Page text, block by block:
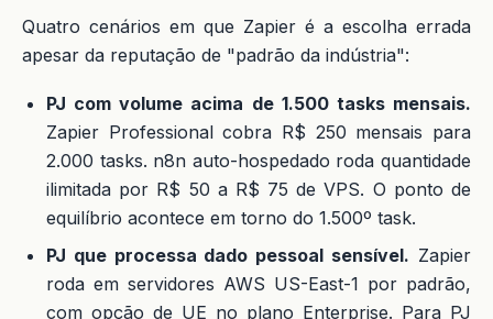
Quatro cenários em que Zapier é a escolha errada
apesar da reputação de "padrão da indústria":
PJ com volume acima de 1.500 tasks mensais.
Zapier Professional cobra R$ 250 mensais para
2.000 tasks. n8n auto-hospedado roda quantidade
ilimitada por R$ 50 a R$ 75 de VPS. O ponto de
equilíbrio acontece em torno do 1.500º task.
PJ que processa dado pessoal sensível. Zapier
roda em servidores AWS US-East-1 por padrão,
com opção de UE no plano Enterprise. Para PJ